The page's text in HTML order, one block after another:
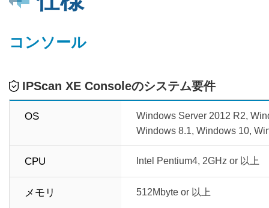
コンソール
IPScan XE Consoleのシステム要件
OS
Windows Server 2012 R2,
Windows 8.1, Windows 10,
CPU Intel Pentium4, 2GHz or 以上
メモリ 512Mbyte or 以上